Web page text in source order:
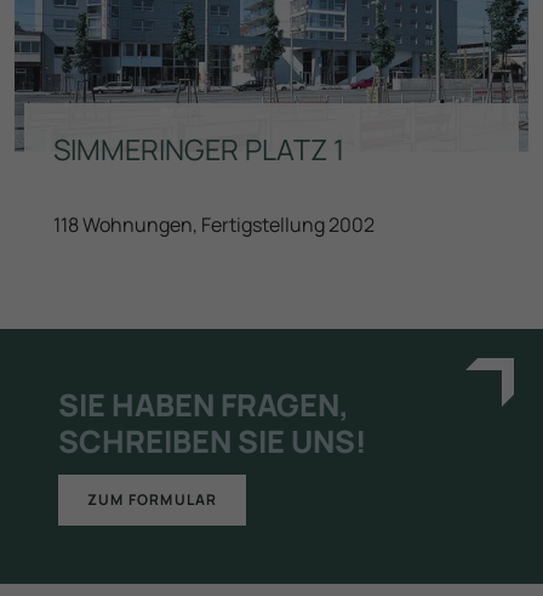
SIMMERINGER PLATZ 1
118 Wohnungen, Fertigstellung 2002
SIE HABEN FRAGEN,
SCHREIBEN SIE UNS!
ZUM FORMULAR